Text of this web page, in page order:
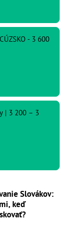
- 3 600
| 3 200 – 3
Slovákov:
keď